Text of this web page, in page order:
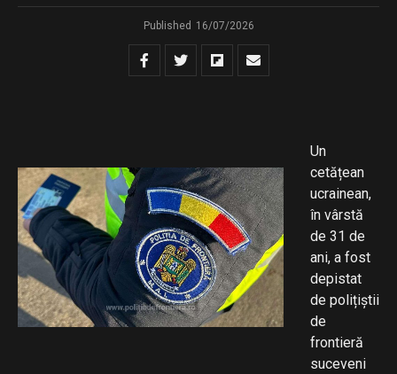
Published 16/07/2026
Un
cetățean
ucrainean,
în vârstă
de 31 de
ani, a fost
depistat
de polițiștii
de
frontieră
suceveni